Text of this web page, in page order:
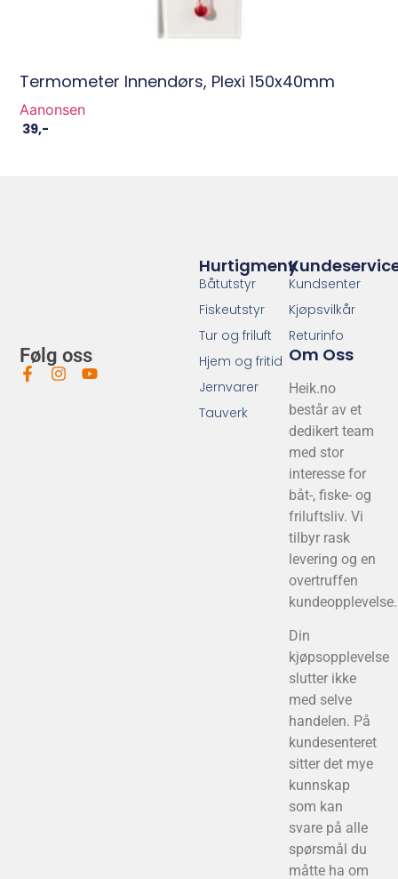
Termometer Innendørs, Plexi 150x40mm
Aanonsen
39,-
Følg oss
Kundsenter
Kjøpsvilkår
Returinfo
Om Oss
Heik.no
består av et
dedikert team
med stor
interesse for
båt-, fiske- og
friluftsliv. Vi
tilbyr rask
levering og en
overtruffen
kundeopplevelse.
Din
kjøpsopplevelse
slutter ikke
med selve
handelen. På
kundesenteret
sitter det mye
kunnskap
som kan
svare på alle
spørsmål du
måtte ha om
Hurtigmeny
Båtutstyr
Fiskeutstyr
Tur og friluft
Hjem og fritid
Jernvarer
Tauverk